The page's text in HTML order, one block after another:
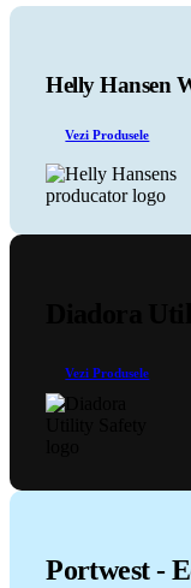
multe
pagina
produsului.
Helly Hansen
Vezi Produsele
Vezi Produsele
Portwest -